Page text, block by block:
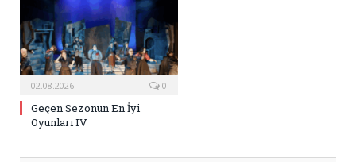
02.08.2026 0
Geçen Sezonun En İyi
Oyunları IV